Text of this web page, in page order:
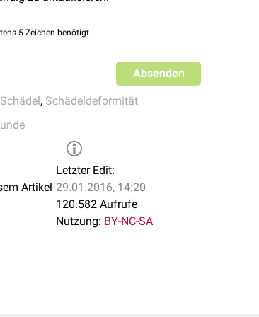
u.a.:
5 Zeichen benötigt.
Absenden
Schädel, Schädeldeformität
Artikel
Letzter Edit:
29.01.2016, 14:20
120.582 Aufrufe
Nutzung: BY-NC-SA